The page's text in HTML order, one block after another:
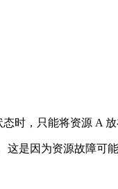
时，只能将资源 A
这是因为资源故障可